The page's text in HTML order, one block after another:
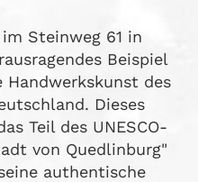
Steinweg 61 in
Beispiel
des
Dieses
Teil des UNESCO-
von Quedlinburg"
authentische